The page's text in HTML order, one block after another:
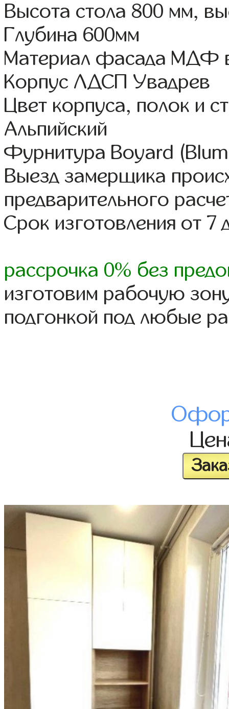
Высота стола 800 мм,
Глубина 600мм
Материал фасада МДФ
Корпус ЛДСП Увадрев
Цвет корпуса, полок и
Альпийский
Фурнитура Boyard
Выезд замерщика
предварительного
Срок изготовления от 7
рассрочка 0% без
изготовим рабочую
подгонкой под любые